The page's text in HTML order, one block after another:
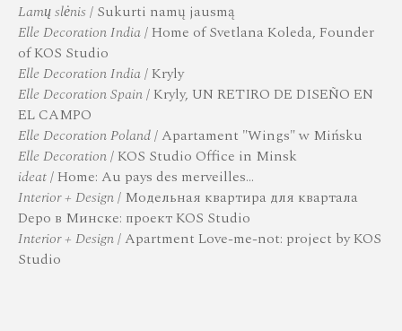
Lamų slėnis/ Sukurti namų jausmą
Elle Decoration India/ Home of Svetlana Koleda, Founder
of KOS Studio
Elle Decoration India/ Kryly
Elle Decoration Spain/ Kryly, UN RETIRO DE DISEÑO EN
EL CAMPO
Elle Decoration Poland/ Apartament "Wings" w Mińsku
Elle Decoration/ KOS Studio Office in Minsk
ideat/ Home: Au pays des merveilles…
Interior + Design/ Модельная квартира для квартала
Depo в Минске: проект KOS Studio
Interior + Design/ Apartment Love-me-not: project by KOS
Studio